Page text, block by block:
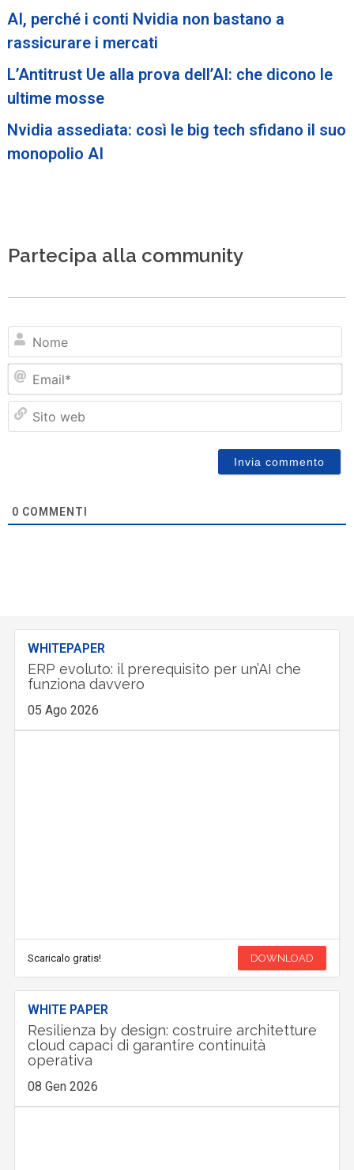
AI, perché i conti Nvidia non bastano a
rassicurare i mercati
L’Antitrust Ue alla prova dell’AI: che dicono le
ultime mosse
Nvidia assediata: così le big tech sfidano il suo
monopolio AI
Partecipa alla community
0 COMMENTI
WHITEPAPER
ERP evoluto: il prerequisito per un’AI che
funziona davvero
05 Ago 2026
Scaricalo gratis! DOWNLOAD
WHITE PAPER
Resilienza by design: costruire architetture
cloud capaci di garantire continuità
operativa
08 Gen 2026